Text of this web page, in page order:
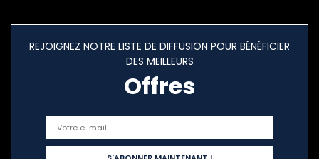
REJOIGNEZ NOTRE LISTE DE DIFFUSION POUR BÉNÉFICIER
DES MEILLEURS
Offres